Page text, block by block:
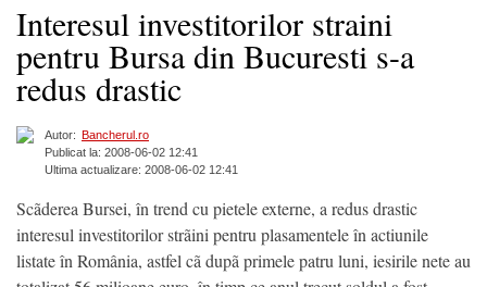
Interesul investitorilor straini
pentru Bursa din Bucuresti s-a
redus drastic
Autor: Bancherul.ro
Publicat la: 2008-06-02 12:41
Ultima actualizare: 2008-06-02 12:41
Scãderea Bursei, în trend cu pietele externe, a redus drastic
interesul investitorilor strãini pentru plasamentele în actiunile
listate în România, astfel cã dupã primele patru luni, iesirile nete au